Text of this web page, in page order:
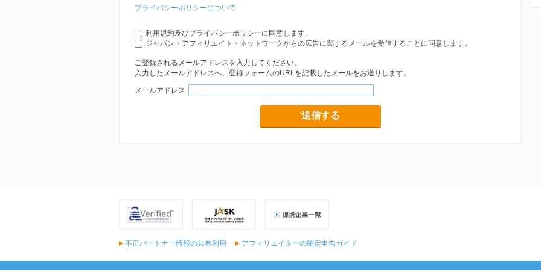
８．アフィリエイトパートナー
エイトサイトに本件広告を掲載する者をいう。
９．アフィリエイトサイト
１０．アクション
マーチャントサイトで本サービスのアフィリエイトシステムによってトラッキングされ、本サービス管理ペ
ージに表示された成果の対象となりうるユーザーの行為のことをいい、成果の対象となりうるユーザーの行
為の条件は、事前にマーチャント又は当社によって定められるものとし、それらの条件を成果条件という。
アクションのうち、マーチャントによって成果条件が満たされていると判断され、認証されたアクションを
１４．本サービス利用手数料
成功報酬から成果報酬を控除した金額であり、当社が本サービスの提供の対価として受領する金額（税込み
第２条（本サービス）
プライバシーポリシーについて
利用規約及びプライバシーポリシーに同意します。
ジャパン・アフィリエイト・ネットワークからの広告に関するメールを受信することに同意します。
ご登録されるメールアドレスを入力してください。
入力したメールアドレスへ、登録フォームのURLを記載したメールをお送りします。
メールアドレス
不正パートナー情報の共有利用 アフィリエイターの確定申告ガイド